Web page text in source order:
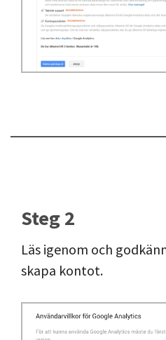
Steg 2
Läs igenom och
skapa kontot.